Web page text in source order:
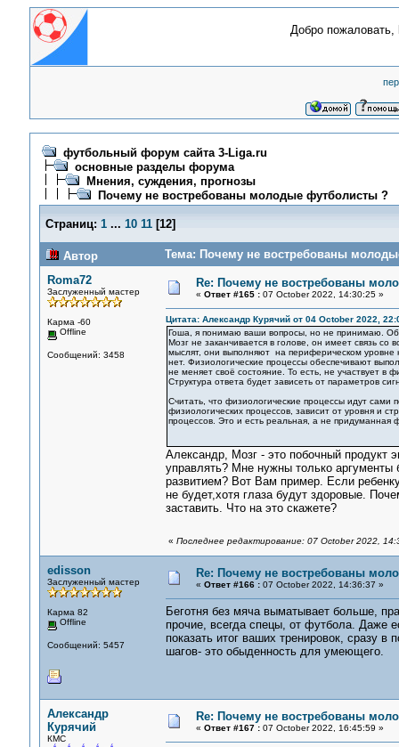
Добро пожаловать,
футбольный форум сайта 3-Liga.ru
основные разделы форума
Мнения, суждения, прогнозы
Почему не востребованы молодые футболисты ?
Страниц: 1 ... 10 11[12]
Автор
Тема: Почему не востребованы
Roma72
Заслуженный мастер
Карма -60
Offline
Сообщений: 3458
Re: Почему не востребованы
« Ответ #165 :07 October 2022, 14:30:25 »
Цитата: Александр Курячий от 04 October 2022,
Гоша, я понимаю ваши вопросы, но не принимаю.
Мозг не заканчивается в голове, он имеет связь
мыслят, они выполняют на периферическом уровне
нет. Физиологические процессы обеспечивают
не меняет своё состояние. То есть, не участвует в
Структура ответа будет зависеть от параметров
Считать, что физиологические процессы идут
физиологических процессов, зависит от уровня и
процессов. Это и есть реальная, а не придуманная
Александр, Мозг - это побочный продукт
управлять? Мне нужны только
развитием? Вот Вам пример. Если
не будет,хотя глаза будут здоровые.
заставить. Что на это скажете?
« Последнее редактирование: 07 October 2022,
edisson
Заслуженный мастер
Карма 82
Offline
Сообщений: 5457
Re: Почему не востребованы
« Ответ #166 :07 October 2022, 14:36:37 »
Беготня без мяча выматывает больше,
прочие, всегда спецы, от футбола. Даже
показать итог ваших тренировок, сразу в
шагов- это обыденность для умеющего.
Александр
Курячий
КМС
Re: Почему не востребованы
« Ответ #167 :07 October 2022, 16:45:59 »